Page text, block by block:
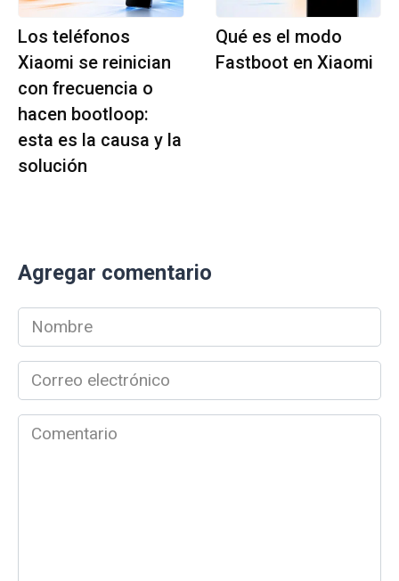
Los teléfonos
Xiaomi se reinician
con frecuencia o
hacen bootloop:
esta es la causa y la
solución
Qué es el modo
Fastboot en Xiaomi
Agregar comentario
Nombre
*
Correo
electrónico
*Comentario